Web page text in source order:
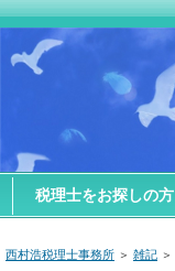
税理士をお探しの方
西村浩税理士事務所 ＞ 雑記 ＞